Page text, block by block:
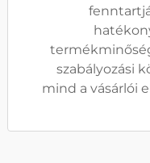
szabályozási
mind a vásárlói